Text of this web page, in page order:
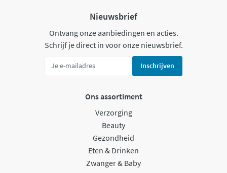
Nieuwsbrief
Ontvang onze aanbiedingen en acties.
Schrijf je direct in voor onze nieuwsbrief.
Inschrijven
Ons assortiment
Verzorging
Beauty
Gezondheid
Eten & Drinken
Zwanger & Baby